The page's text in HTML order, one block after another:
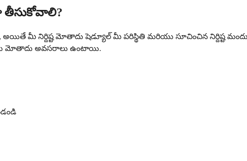
తీసుకోవాలి?
మీ నిర్దిష్ట మోతాదు షెడ్యూల్ మీ పరిస్థితి మరియు సూచించిన నిర్దిష్ట
మోతాదు అవసరాలు ఉంటాయి.